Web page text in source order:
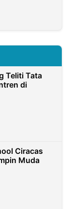
Teliti Tata
di
Ciracas
Muda